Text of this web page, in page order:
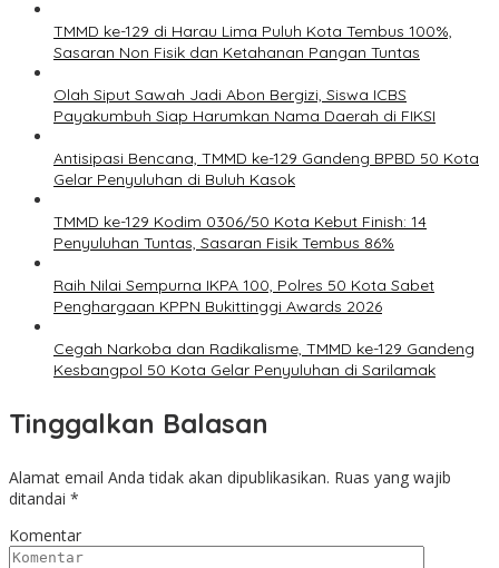
TMMD ke-129 di Harau Lima Puluh Kota Tembus 100%,
Sasaran Non Fisik dan Ketahanan Pangan Tuntas
Olah Siput Sawah Jadi Abon Bergizi, Siswa ICBS
Payakumbuh Siap Harumkan Nama Daerah di FIKSI
Antisipasi Bencana, TMMD ke-129 Gandeng BPBD 50 Kota
Gelar Penyuluhan di Buluh Kasok
TMMD ke-129 Kodim 0306/50 Kota Kebut Finish: 14
Penyuluhan Tuntas, Sasaran Fisik Tembus 86%
Raih Nilai Sempurna IKPA 100, Polres 50 Kota Sabet
Penghargaan KPPN Bukittinggi Awards 2026
Cegah Narkoba dan Radikalisme, TMMD ke-129 Gandeng
Kesbangpol 50 Kota Gelar Penyuluhan di Sarilamak
Tinggalkan Balasan
Alamat email Anda tidak akan dipublikasikan. Ruas yang wajib
ditandai *
Komentar